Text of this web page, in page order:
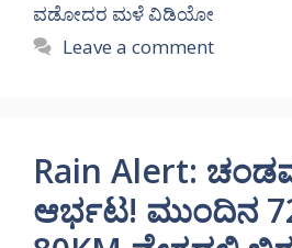
ವಡೋದರ ಮಳೆ ವಿಡಿಯೋ
Leave a comment
Rain Alert:
ಆರ್ಭಟ! ಮುಂದಿನ